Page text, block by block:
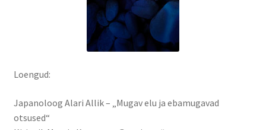
Glämping
Vagunelamu
Loengud:
Japanoloog Alari Allik – „Mugav elu ja ebamugavad
otsused“